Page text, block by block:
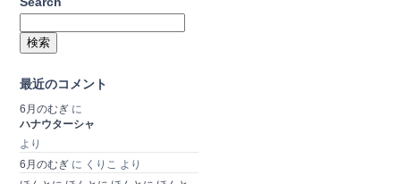
索:
最近のコメント
6月のむぎ に
ハナウターシャ
より
6月のむぎ に くりこ より